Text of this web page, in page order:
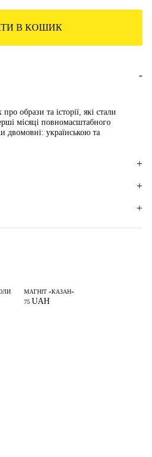
В КОШИК
образи та історії, які стали
місяці повномасштабного
двомовні: українською та
МАГНІТ «КАЗАН»
75 UAH